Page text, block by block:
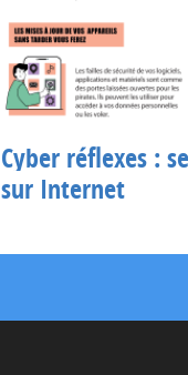
Cyber réflexes :
sur Internet